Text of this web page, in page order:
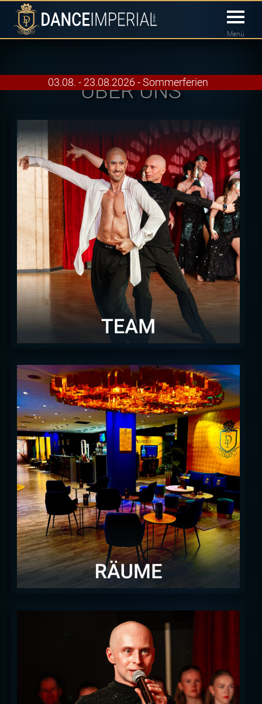
Menü
03.08. - 23.08.2026 - Sommerferien
ÜBER UNS